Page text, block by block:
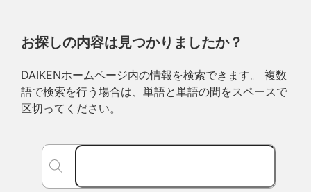
お探しの内容は見つかりましたか？
DAIKENホームページ内の情報を検索できます。 複数
語で検索を行う場合は、単語と単語の間をスペースで
区切ってください。